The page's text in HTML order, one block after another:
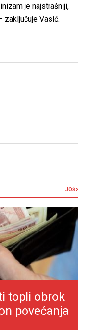
je najstrašniji,
zaključuje Vasić.
JOŠ
topli obrok
povećanja